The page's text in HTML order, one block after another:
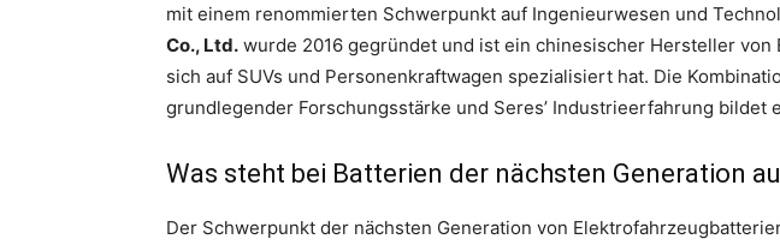
mit einem renommierten Schwerpunkt auf Ingenieurwesen und
Co., Ltd. wurde 2016 gegründet und ist ein chinesischer Hersteller von
sich auf SUVs und Personenkraftwagen spezialisiert hat. Die
grundlegender Forschungsstärke und Seres’ Industrieerfahrung bildet
Was steht bei Batterien der nächsten Generation
Der Schwerpunkt der nächsten Generation von